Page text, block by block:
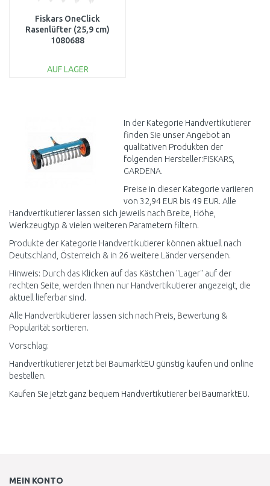
Fiskars OneClick
Rasenlüfter (25,9 cm)
1080688
AUF LAGER
In der Kategorie Handvertikutierer
finden Sie unser Angebot an
qualitativen Produkten der
folgenden Hersteller:FISKARS,
GARDENA.
Preise in dieser Kategorie variieren
von 32,94 EUR bis 49 EUR. Alle
Handvertikutierer lassen sich jeweils nach Breite, Höhe,
Werkzeugtyp & vielen weiteren Parametern filtern.
Produkte der Kategorie Handvertikutierer können aktuell nach
Deutschland, Österreich & in 26 weitere Länder versenden.
Hinweis: Durch das Klicken auf das Kästchen "Lager" auf der
rechten Seite, werden Ihnen nur Handvertikutierer angezeigt, die
aktuell lieferbar sind.
Alle Handvertikutierer lassen sich nach Preis, Bewertung &
Popularität sortieren.
Vorschlag:
Handvertikutierer jetzt bei BaumarktEU günstig kaufen und online
bestellen.
Kaufen Sie jetzt ganz bequem Handvertikutierer bei BaumarktEU.
MEIN KONTO